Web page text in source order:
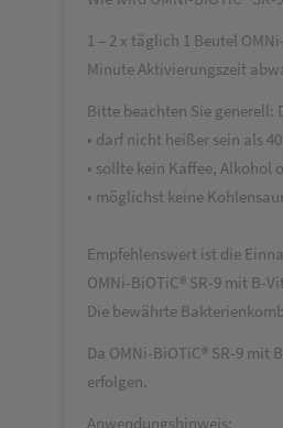
1 – 2 x täglich 1 Beutel
Minute Aktivierungszeit
Bitte beachten Sie generell:
• darf nicht heißer sein als
• sollte kein Kaffee, Alkohol
• möglichst keine
Empfehlenswert ist die
OMNi-BiOTiC® SR-9 mit B-
Die bewährte
Da OMNi-BiOTiC® SR-9
erfolgen.
Anwendungshinweis: